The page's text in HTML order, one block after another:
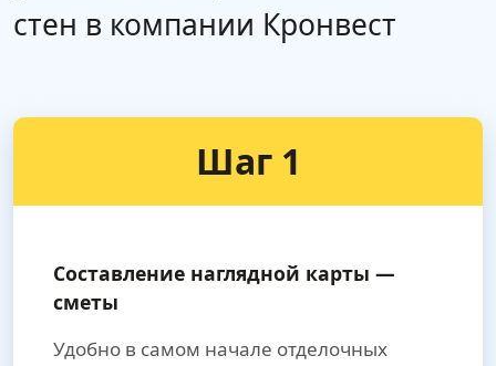
стен в компании Кронвест
Шаг 1
Составление наглядной карты —
сметы
Удобно в самом начале отделочных